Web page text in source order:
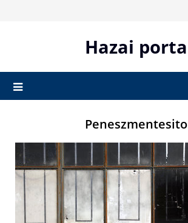
Hazai porta
Peneszmentesito